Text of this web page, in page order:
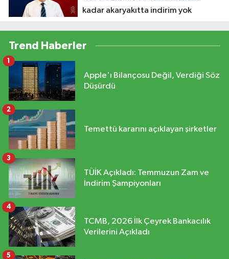
kadar akaryakıtta indirim yok
Trend Haberler
Apple'ı Bilançosu Değil, Verdiği Söz
Düşürdü
1
Temettü kararını açıklayan şirketler
2
TÜİK Açıkladı: Temmuzun Zam ve
İndirim Şampiyonları
3
TCMB, 2026 İlk Çeyrek Bankacılık
Verilerini Açıkladı
4
5